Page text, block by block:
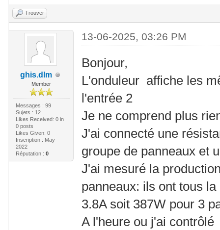
Trouver
ghis.dlm
Member
Messages : 99
Sujets : 12
Likes Received: 0in
0 posts
Likes Given: 0
Inscription : May
2022
Réputation : 0
13-06-2025, 03:26 PM
Bonjour,
L'onduleur affiche les
l'entrée 2
Je ne comprend plus
J'ai connecté une
groupe de panneaux et
J'ai mesuré la
panneaux: ils ont tous
3.8A soit 387W pour 3
A l'heure ou j'ai